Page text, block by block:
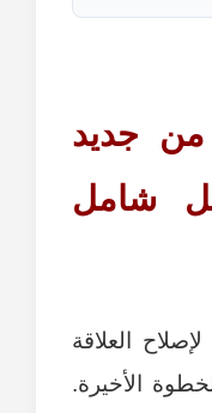
من جديد
شامل
العلاقة
الأخيرة.